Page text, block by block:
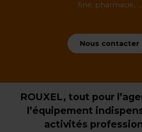
fine, pharmacie, ...
Nous contacter
ROUXEL, tout pour
l’équipement
activités